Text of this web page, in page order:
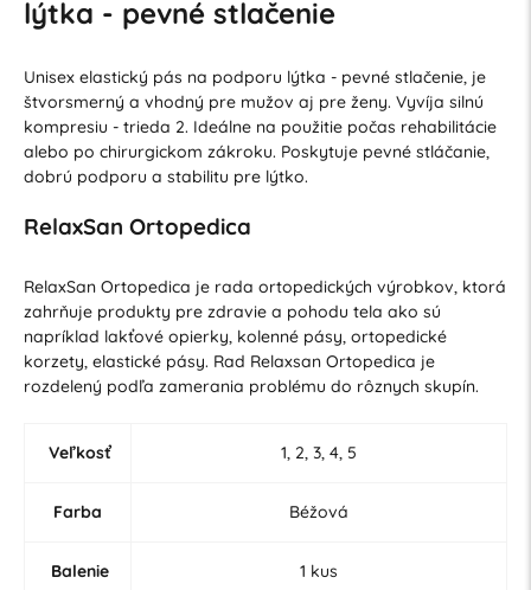
lýtka - pevné stlačenie
Unisex elastický pás na podporu lýtka - pevné stlačenie, je
štvorsmerný a vhodný pre mužov aj pre ženy. Vyvíja silnú
kompresiu - trieda 2. Ideálne na použitie počas rehabilitácie
alebo po chirurgickom zákroku. Poskytuje pevné stláčanie,
dobrú podporu a stabilitu pre lýtko.
RelaxSan Ortopedica
RelaxSan Ortopedica je rada ortopedických výrobkov, ktorá
zahrňuje produkty pre zdravie a pohodu tela ako sú
napríklad lakťové opierky, kolenné pásy, ortopedické
korzety, elastické pásy. Rad Relaxsan Ortopedica je
rozdelený podľa zamerania problému do rôznych skupín.
Veľkosť 1, 2, 3, 4, 5
Farba Béžová
Balenie 1 kus